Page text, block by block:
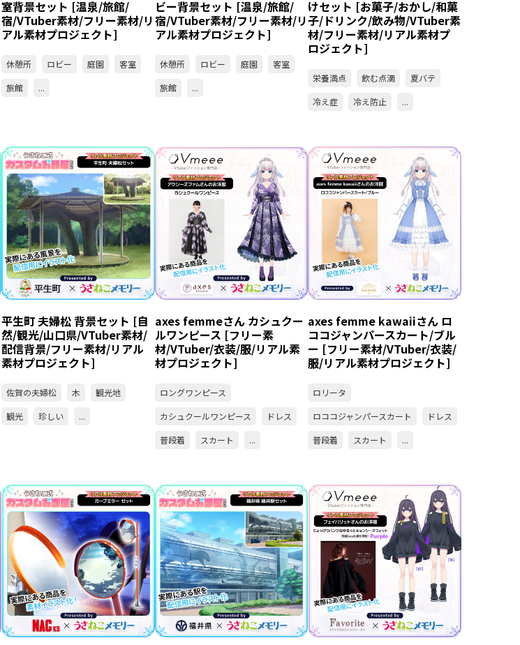
室背景セット [温泉/旅館/
宿/VTuber素材/フリー素材/リ
アル素材プロジェクト]
休憩所 ロビー 庭園
客室
旅館
...
ビー背景セット [温泉/旅館/
宿/VTuber素材/フリー素材/リ
アル素材プロジェクト]
休憩所 ロビー 庭園
客室
旅館
...
けセット [お菓子/おかし/和菓
子/ドリンク/飲み物/VTuber素
材/フリー素材/リアル素材プ
ロジェクト]
栄養満点 飲む点滴
夏バテ
冷え症
冷え防止 ...
平生町 夫婦松 背景セット [自
然/観光/山口県/VTuber素材/
配信背景/フリー素材/リアル
素材プロジェクト]
佐賀の夫婦松 木
観光地
観光
珍しい ...
axes femmeさん カシュクー
ルワンピース [フリー素
材/VTuber/衣装/服/リアル素
材プロジェクト]
ロングワンピース
カシュクールワンピース
ドレス
普段着
スカート ...
axes femme kawaiiさん ロ
ココジャンパースカート/ブル
ー [フリー素材/VTuber/衣装/
服/リアル素材プロジェクト]
ロリータ
ロココジャンパースカート
ドレス
普段着
スカート ...